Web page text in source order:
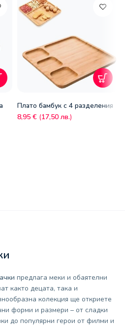
Плато бамбук с 4 разделения
8,95 € (17,50 лв.)
предлага меки и обаятелни
както децата, така и
колекция ще откриете
форми и размери – от сладки
до популярни герои от филми и